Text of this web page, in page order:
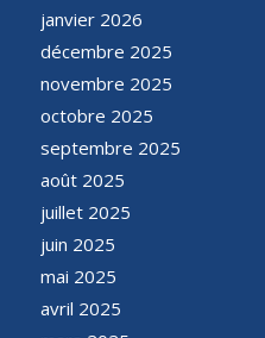
janvier 2026
décembre 2025
novembre 2025
octobre 2025
septembre 2025
août 2025
juillet 2025
juin 2025
mai 2025
avril 2025